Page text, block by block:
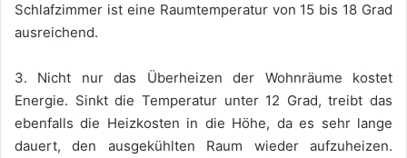
Schlafzimmer ist eine Raumtemperatur von 15 bis 18 Grad
ausreichend.
3. Nicht nur das Überheizen der Wohnräume kostet
Energie. Sinkt die Temperatur unter 12 Grad, treibt das
ebenfalls die Heizkosten in die Höhe, da es sehr lange
dauert, den ausgekühlten Raum wieder aufzuheizen.